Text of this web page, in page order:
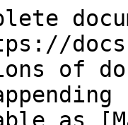
of